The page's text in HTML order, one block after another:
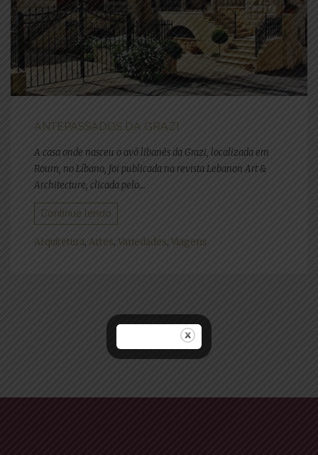
ANTEPASSADOS DA GRAZI
A casa onde nasceu o avô libanês da Grazi, localizada em
Roum, no Líbano, foi publicada na revista Lebanon Art &
Architecture, clicada pelo...
Continue lendo
Arquitetura, Artes, Variedades, Viagens